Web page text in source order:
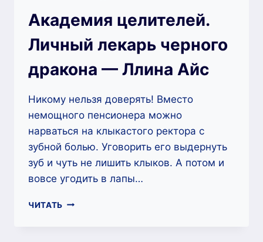
Академия целителей.
Личный лекарь черного
дракона — Ллина Айс
Никому нельзя доверять! Вместо
немощного пенсионера можно
нарваться на клыкастого ректора с
зубной болью. Уговорить его выдернуть
зуб и чуть не лишить клыков. А потом и
вовсе угодить в лапы…
ЧИТАТЬ АКАДЕМИЯ